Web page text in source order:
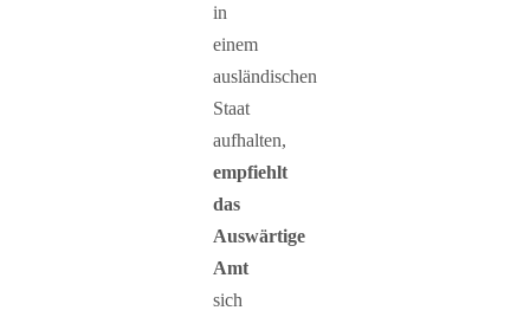
in
einem
ausländischen
Staat
aufhalten,
empfiehlt
das
Auswärtige
Amt
sich